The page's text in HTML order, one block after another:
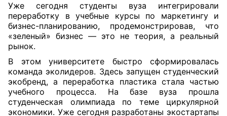
Уже сегодня студенты вуза интегрировали
переработку в учебные курсы по маркетингу и
бизнес-планированию, продемонстрировав, что
«зеленый» бизнес — это не теория, а реальный
рынок.
В этом университете быстро сформировалась
команда эколидеров. Здесь запущен студенческий
экобренд, а переработка пластика стала частью
учебного процесса. На базе вуза прошла
студенческая олимпиада по теме циркулярной
экономики. Уже сегодня разработаны экостартапы